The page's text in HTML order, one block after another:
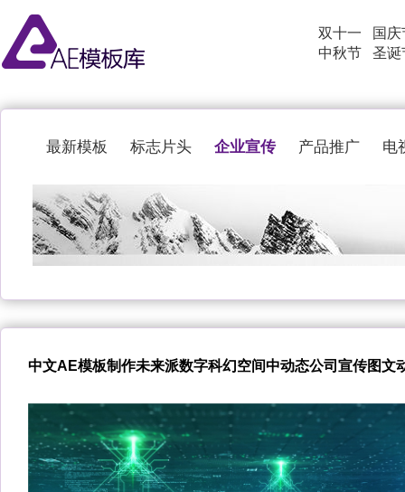
双十一
中秋节
国庆
圣诞
最新模板 标志片头 企业宣传 产品推广 电
中文AE模板制作未来派数字科幻空间中动态公司宣传图文